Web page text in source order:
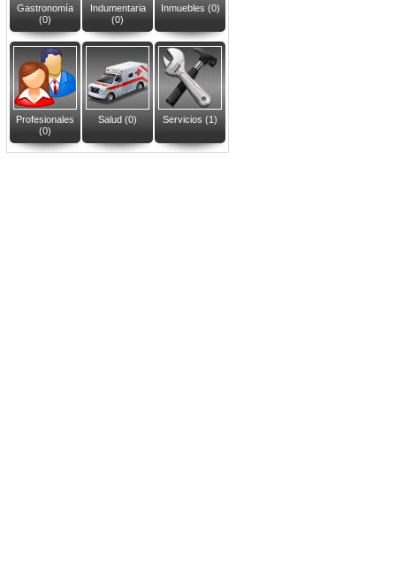
Gastronomía
(0)
Indumentaria
(0)
Inmuebles (0)
Profesionales
(0)
Salud (0) Servicios (1)